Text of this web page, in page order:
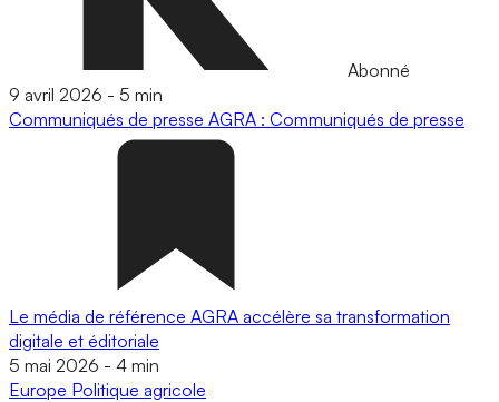
Abonné
9 avril 2026 - 5 min
Communiqués de presse AGRA : Communiqués de presse
Le média de référence AGRA accélère sa transformation
digitale et éditoriale
5 mai 2026 - 4 min
Europe Politique agricole